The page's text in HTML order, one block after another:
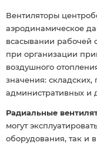
Вентиляторы
аэродинамическое
всасывании рабочей
при организации
воздушного
значения:
административных и
Радиальные
могут
оборудования, так и